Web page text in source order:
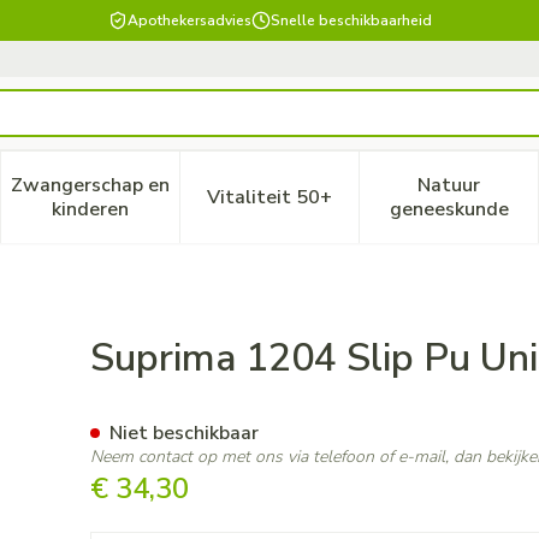
Apothekersadvies Snelle beschikbaarheid
verzorging en hygiëne categorie
voor Dieet, voeding en vitamines categorie
Zwangerschap en
kinderenToon submenu voor Zwangerschap en kinderen
Vitaliteit 50+Toon submenu voor Vitaliteit
Natuur
geneeskunde
Toon
Wit T44
Suprima 1204 Slip Pu
€ 34,30
Niet beschikbaar
Neem contact op met ons via telefoon of e-mail, dan